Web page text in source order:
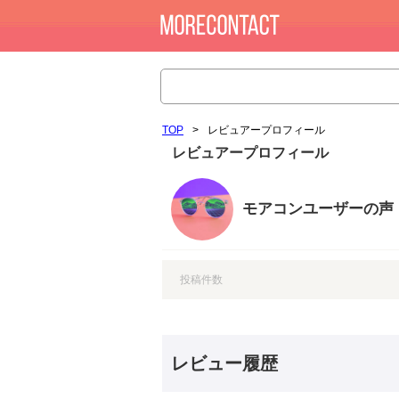
TOP > レビュアープロフィール
レビュアープロフィール
モアコンユーザーの声
投稿件数
レビュー履歴